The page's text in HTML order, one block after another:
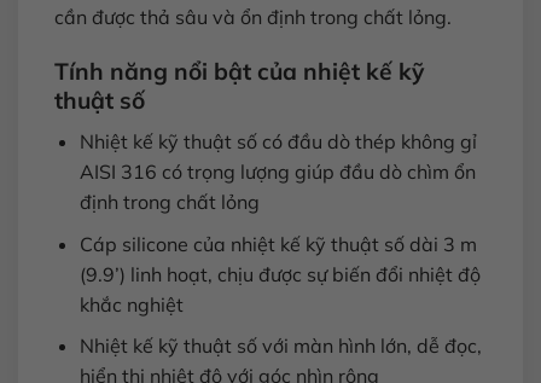
cần được thả sâu và ổn định trong chất lỏng.
Tính năng nổi bật của nhiệt kế kỹ
thuật số
Nhiệt kế kỹ thuật số có đầu dò thép không gỉ
AISI 316 có trọng lượng giúp đầu dò chìm ổn
định trong chất lỏng
Cáp silicone của nhiệt kế kỹ thuật số dài 3 m
(9.9’) linh hoạt, chịu được sự biến đổi nhiệt độ
khắc nghiệt
Nhiệt kế kỹ thuật số với màn hình lớn, dễ đọc,
hiển thị nhiệt độ với góc nhìn rộng